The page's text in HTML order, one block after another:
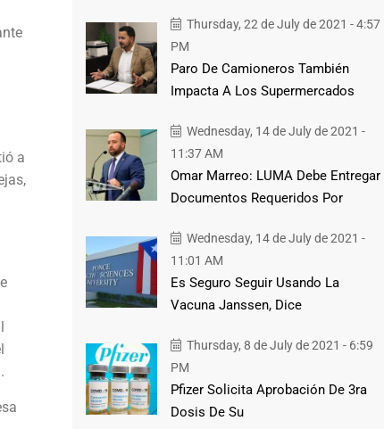
a
Thursday, 22 de July de 2021 - 4:57
PM
Paro De Camioneros También
Impacta A Los Supermercados
Wednesday, 14 de July de 2021 -
11:37 AM
Omar Marreo: LUMA Debe Entregar
Documentos Requeridos Por
Wednesday, 14 de July de 2021 -
11:01 AM
Es Seguro Seguir Usando La
Vacuna Janssen, Dice
Thursday, 8 de July de 2021 - 6:59
PM
Pfizer Solicita Aprobación De 3ra
Dosis De Su